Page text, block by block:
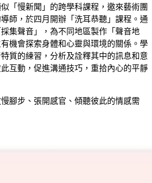
「慢新聞」的跨學科課程，邀來藝術團
師，於四月開辦「洗耳恭聽」課程。通
集聲音」，為不同地區製作「聲音地
機會探索身體和心靈與環境的關係。學
質的練習，分析及詮釋其中的訊息和意
互動，促進溝通技巧，重拾內心的平靜
腳步、張開感官、傾聽彼此的情感需